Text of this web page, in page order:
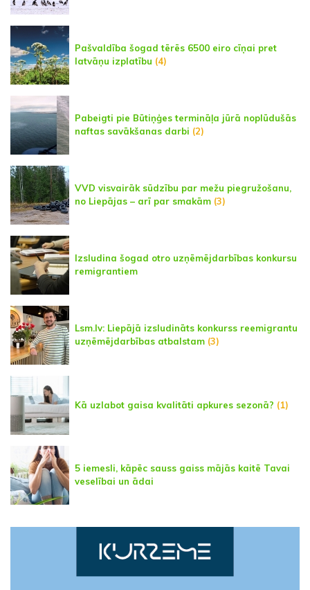
Pašvaldība šogad tērēs 6500 eiro cīņai pret
latvāņu izplatību (4)
Pabeigti pie Būtiņģes termināļa jūrā noplūdušās
naftas savākšanas darbi (2)
VVD visvairāk sūdzību par mežu piegružošanu,
no Liepājas – arī par smakām (3)
Izsludina šogad otro uzņēmējdarbības konkursu
remigrantiem
Lsm.lv: Liepājā izsludināts konkurss reemigrantu
uzņēmējdarbības atbalstam (3)
Kā uzlabot gaisa kvalitāti apkures sezonā? (1)
5 iemesli, kāpēc sauss gaiss mājās kaitē Tavai
veselībai un ādai